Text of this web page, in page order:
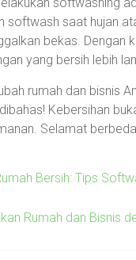
softwash saat hujan
bekas. Dengan
yang bersih lebih
rumah dan bisnis
Kebersihan
Selamat
Bersih: Tips
Rumah dan Bisnis